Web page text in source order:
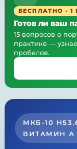
БЕСПЛАТНО · 1
Готов ли ваш
15 вопросов о
практике —
пробелов.
МКБ-10
ВИТАМИН А